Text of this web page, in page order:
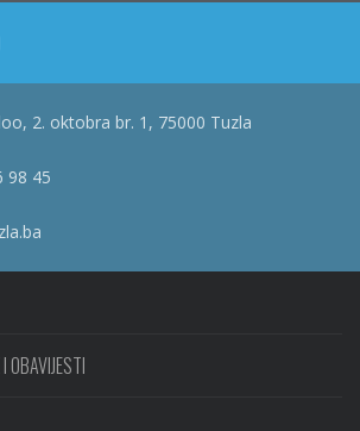
2. oktobra br. 1, 75000 Tuzla
98 45
OBAVIJESTI